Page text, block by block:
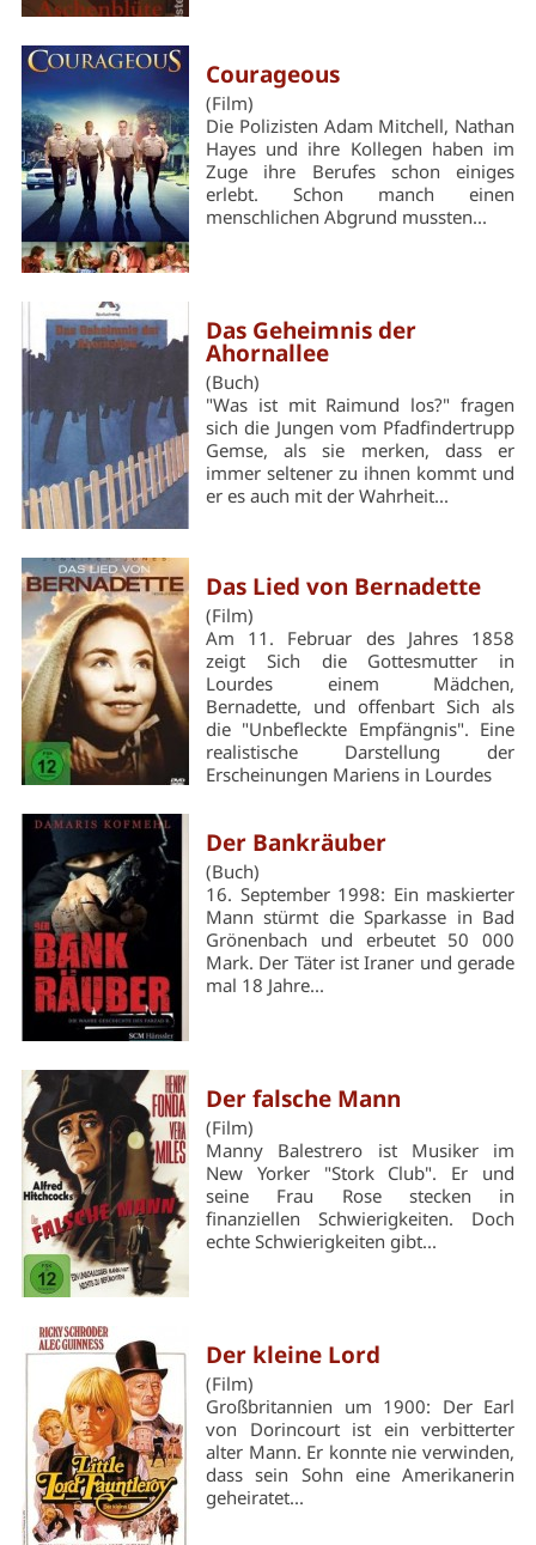
Courageous
(Film)
Die Polizisten Adam Mitchell, Nathan
Hayes und ihre Kollegen haben im
Zuge ihre Berufes schon einiges
erlebt. Schon manch einen
menschlichen Abgrund mussten...
Das Geheimnis der
Ahornallee
(Buch)
"Was ist mit Raimund los?" fragen
sich die Jungen vom Pfadfindertrupp
Gemse, als sie merken, dass er
immer seltener zu ihnen kommt und
er es auch mit der Wahrheit...
Das Lied von Bernadette
(Film)
Am 11. Februar des Jahres 1858
zeigt Sich die Gottesmutter in
Lourdes einem Mädchen,
Bernadette, und offenbart Sich als
die "Unbefleckte Empfängnis". Eine
realistische Darstellung der
Erscheinungen Mariens in Lourdes
Der Bankräuber
(Buch)
16. September 1998: Ein maskierter
Mann stürmt die Sparkasse in Bad
Grönenbach und erbeutet 50 000
Mark. Der Täter ist Iraner und gerade
mal 18 Jahre...
Der falsche Mann
(Film)
Manny Balestrero ist Musiker im
New Yorker "Stork Club". Er und
seine Frau Rose stecken in
finanziellen Schwierigkeiten. Doch
echte Schwierigkeiten gibt...
Der kleine Lord
(Film)
Großbritannien um 1900: Der Earl
von Dorincourt ist ein verbitterter
alter Mann. Er konnte nie verwinden,
dass sein Sohn eine Amerikanerin
geheiratet...